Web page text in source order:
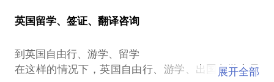
如果你是点向往“小清新”的“文艺青年”，欢迎来找我聊
聊。
如何背上背包踏上小火车到美丽的湖区度过一个‘只想
静静’的心灵之旅；
英国留学、签证、翻译咨询
到英国自由行、游学、留学
在这样的情况下，英国自由行、游学、出国留学容易
展开全部